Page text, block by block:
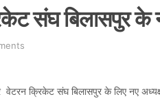
संघ बिलासपुर के
वेटरन क्रिकेट संघ बिलासपुर के लिए नए